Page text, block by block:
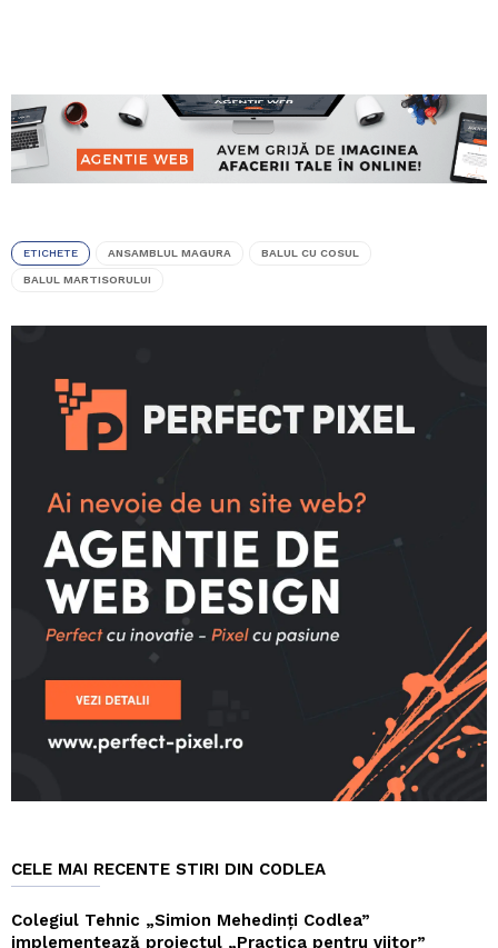
ETICHETE ANSAMBLUL MAGURA BALUL CU COSUL
BALUL MARTISORULUI
CELE MAI RECENTE STIRI DIN CODLEA
Colegiul Tehnic „Simion Mehedinți Codlea”
implementează proiectul „Practica pentru viitor”